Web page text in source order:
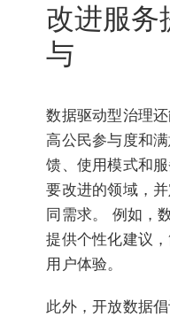
改进服务
与
数据驱动型治理
高公民参与度和
馈、使用模式和
要改进的领域，
同需求。 例如，
提供个性化建议
用户体验。
此外，开放数据